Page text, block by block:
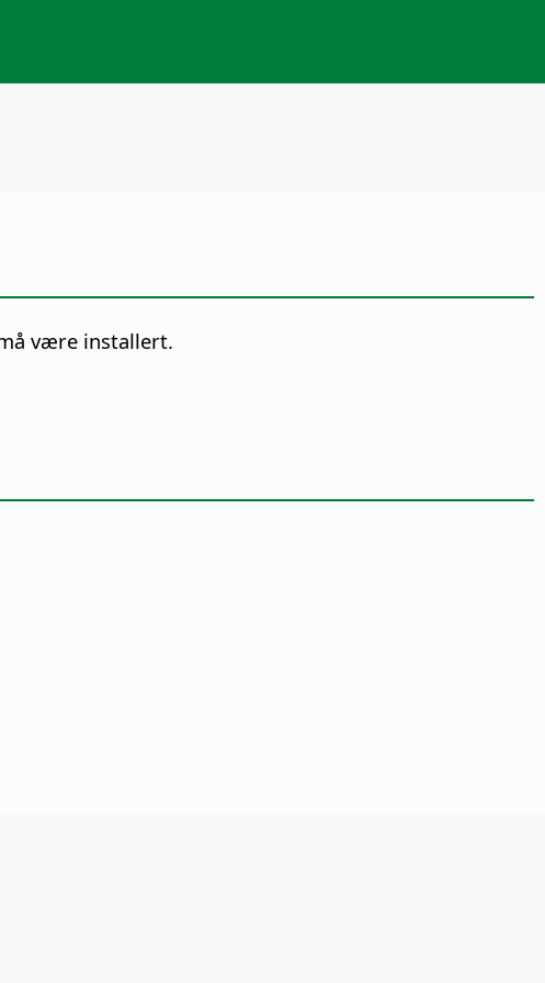
være installert.